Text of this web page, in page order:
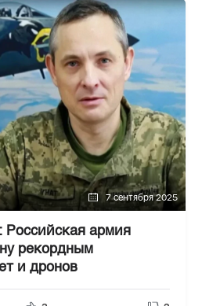
7 сентября 2025
армия
рекордным
и дронов